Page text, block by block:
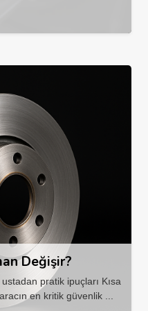
Değişir?
pratik ipuçları Kısa
en kritik güvenlik ...